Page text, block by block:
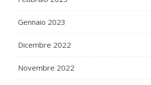
Gennaio 2023
Dicembre 2022
Novembre 2022